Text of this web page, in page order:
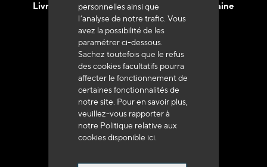
personnelles ainsi que
l’analyse de notre trafic. Vous
avez la possibilité de les
paramétrer ci-dessous.
Sachez toutefois que le refus
des cookies facultatifs pourra
affecter le fonctionnement de
certaines fonctionnalités de
notre site. Pour en savoir plus,
veuillez-vous rapporter à
notre Politique relative aux
cookies disponible ici
Livraison en 48h à 72h en France Métropolitaine
Franco de port
à 250 euros*